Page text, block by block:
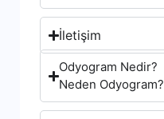
İletişim
Odyogram Nedir?
Neden Odyogram?